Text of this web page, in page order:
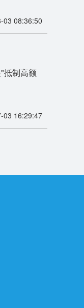
03 08:36:50
抵制高额
03 16:29:47